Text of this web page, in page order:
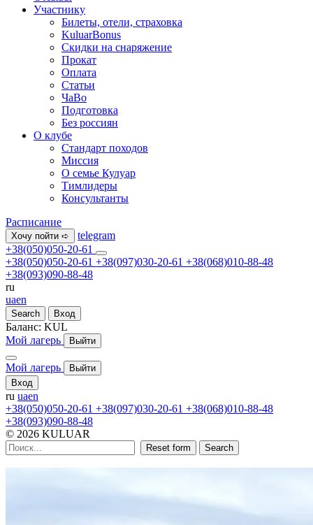
Участнику
Билеты, отели, страховка
KuluarBonus
Скидки на снаряжение
Прокат
Оплата
Статьи
ЧаВо
Подготовка
Без россиян
О клубе
Стандарт походов
Миссия
О семье Кулуар
Тимлидеры
Консультанты
Расписание
Хочу пойти ➪
telegram
+38(050)050-20-61
+38(050)050-20-61 +38(097)030-20-61 +38(068)010-88-48
+38(093)090-88-48
ru
uaen
Search Вход
Баланс: KUL
Мой лагерь
Выйти
Мой лагерь
Выйти
Вход
ru uaen
+38(050)050-20-61 +38(097)030-20-61 +38(068)010-88-48
+38(093)090-88-48
© 2026 KULUAR
Reset form Search